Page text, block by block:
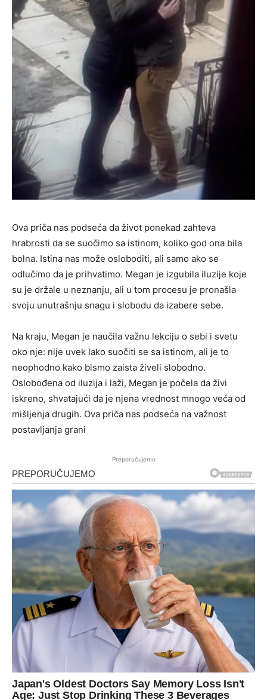
Ova priča nas podseća da život ponekad zahteva
hrabrosti da se suočimo sa istinom, koliko god ona bila
bolna. Istina nas može osloboditi, ali samo ako se
odlučimo da je prihvatimo. Megan je izgubila iluzije koje
su je držale u neznanju, ali u tom procesu je pronašla
svoju unutrašnju snagu i slobodu da izabere sebe.
Na kraju, Megan je naučila važnu lekciju o sebi i svetu
oko nje: nije uvek lako suočiti se sa istinom, ali je to
neophodno kako bismo zaista živeli slobodno.
Oslobođena od iluzija i laži, Megan je počela da živi
iskreno, shvatajući da je njena vrednost mnogo veća od
mišljenja drugih. Ova priča nas podseća na važnost
postavljanja grani
Preporučujemo